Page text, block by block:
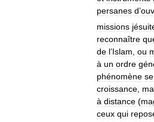
persanes d’
missions
reconnaître
de l’Islam ou
à un ordre
phénomène se
croissance
à distance (
ceux qui